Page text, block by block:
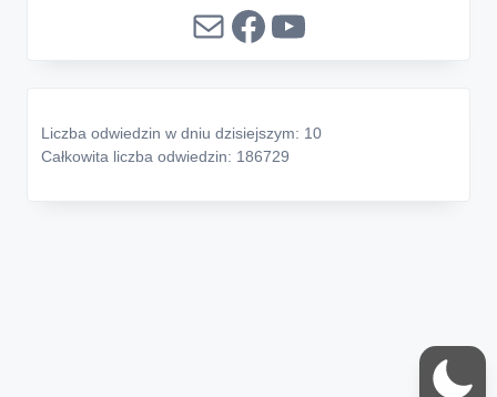
MailFacebook
YouTube
Liczba odwiedzin w dniu dzisiejszym: 10
Całkowita liczba odwiedzin: 186729